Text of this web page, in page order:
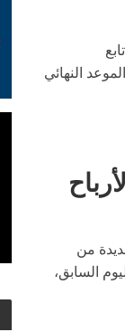
تابع
النهائي
جديدة من
السابق،